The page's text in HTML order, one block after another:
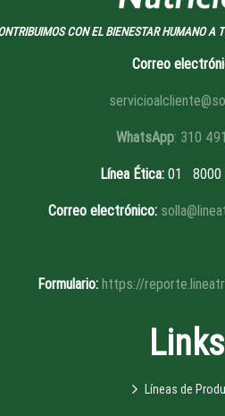
CON EL BIENESTAR HUMANO A
Correo
WhatsApp: 310
Línea Ética:01 8
Correo electrónico:
Formulario: https://
Links
Líneas de